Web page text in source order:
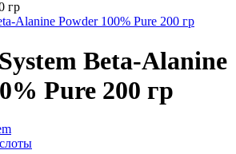
гр
Beta-Alanine
Pure 200 гр